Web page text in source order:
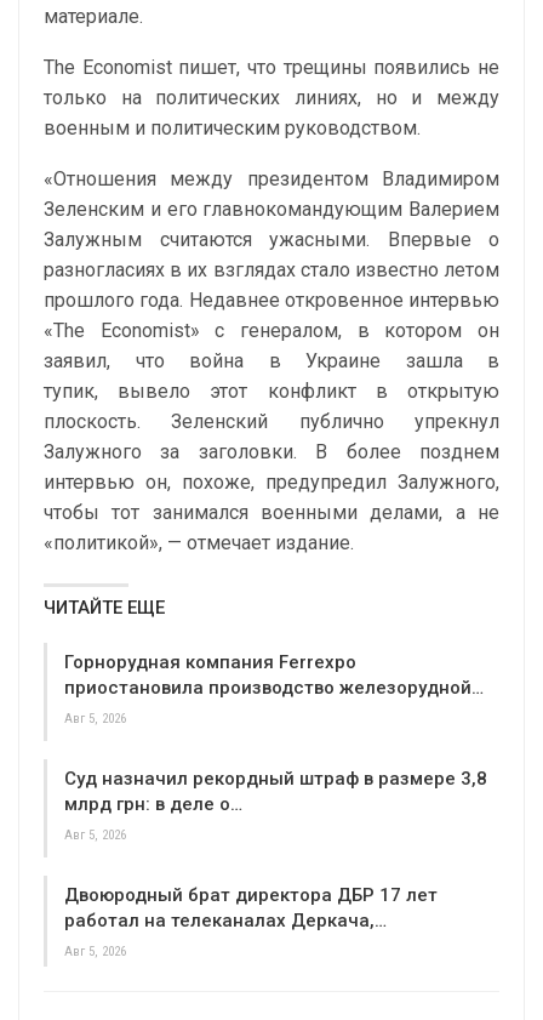
материале.
The Economist пишет, что трещины появились не
только на политических линиях, но и между
военным и политическим руководством.
«Отношения между президентом Владимиром
Зеленским и его главнокомандующим Валерием
Залужным считаются ужасными. Впервые о
разногласиях в их взглядах стало известно летом
прошлого года. Недавнее откровенное интервью
«The Economist» с генералом, в котором он
заявил, что война в Украине зашла в
тупик, вывело этот конфликт в открытую
плоскость. Зеленский публично упрекнул
Залужного за заголовки. В более позднем
интервью он, похоже, предупредил Залужного,
чтобы тот занимался военными делами, а не
«политикой», — отмечает издание.
ЧИТАЙТЕ ЕЩЕ
Горнорудная компания Ferrexpo
приостановила производство железорудной…
Авг 5, 2026
Суд назначил рекордный штраф в размере 3,8
млрд грн: в деле о…
Авг 5, 2026
Двоюродный брат директора ДБР 17 лет
работал на телеканалах Деркача,…
Авг 5, 2026